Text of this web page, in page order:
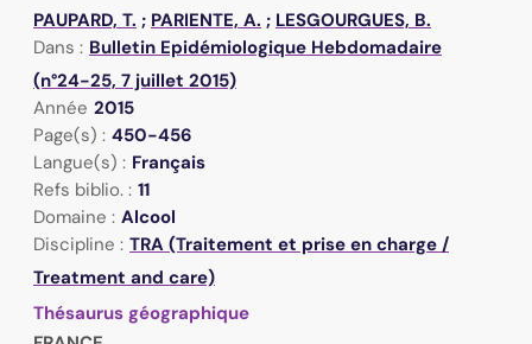
PAUPARD, T. ; PARIENTE, A. ; LESGOURGUES, B.
Dans : Bulletin Epidémiologique Hebdomadaire
(n°24-25, 7 juillet 2015)
Année 2015
Page(s) : 450-456
Langue(s) : Français
Refs biblio. : 11
Domaine : Alcool
Discipline : TRA (Traitement et prise en charge /
Treatment and care)
Thésaurus géographique